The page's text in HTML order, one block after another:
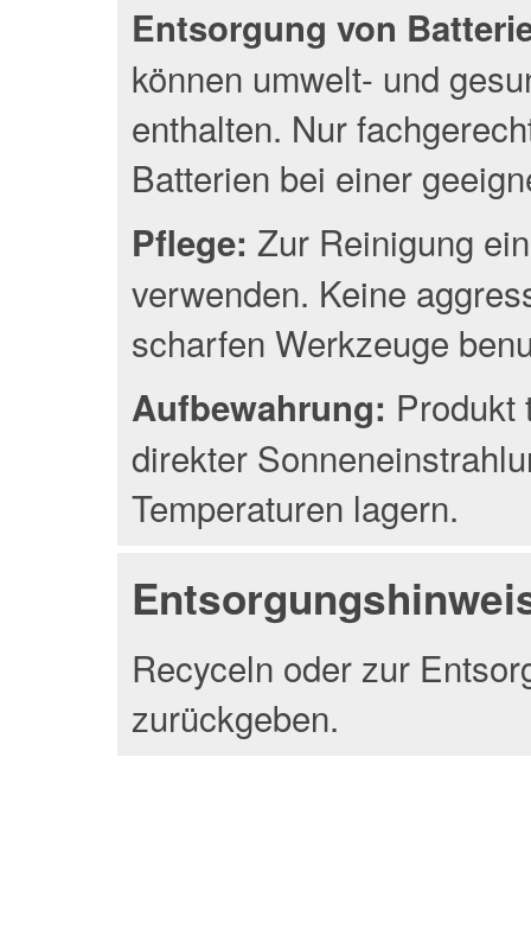
Entsorgung von
können umwelt- und
enthalten. Nur
Batterien bei einer
Pflege: Zur Reinigung
verwenden. Keine
scharfen Werkzeuge
Aufbewahrung: Produkt
direkter
Temperaturen lagern.
Recyceln oder zur
zurückgeben.